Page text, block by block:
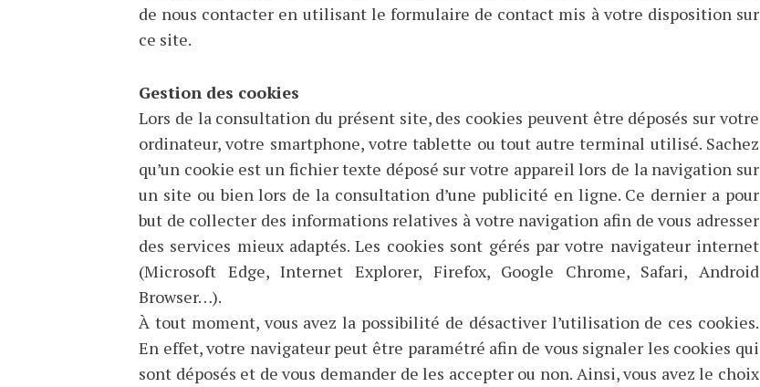
de nous contacter en utilisant le formulaire de contact mis à votre disposition sur
ce site.
Gestion des cookies
Lors de la consultation du présent site, des cookies peuvent être déposés sur votre
ordinateur, votre smartphone, votre tablette ou tout autre terminal utilisé. Sachez
qu’un cookie est un fichier texte déposé sur votre appareil lors de la navigation sur
un site ou bien lors de la consultation d’une publicité en ligne. Ce dernier a pour
but de collecter des informations relatives à votre navigation afin de vous adresser
des services mieux adaptés. Les cookies sont gérés par votre navigateur internet
(Microsoft Edge, Internet Explorer, Firefox, Google Chrome, Safari, Android
Browser…).
À tout moment, vous avez la possibilité de désactiver l’utilisation de ces cookies.
En effet, votre navigateur peut être paramétré afin de vous signaler les cookies qui
sont déposés et de vous demander de les accepter ou non. Ainsi, vous avez le choix